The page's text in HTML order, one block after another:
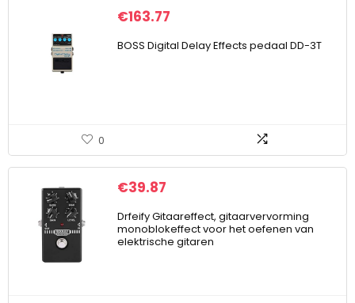
€163.77
BOSS Digital Delay Effects pedaal DD-3T
0
€39.87
Drfeify Gitaareffect, gitaarvervorming
monoblokeffect voor het oefenen van
elektrische gitaren